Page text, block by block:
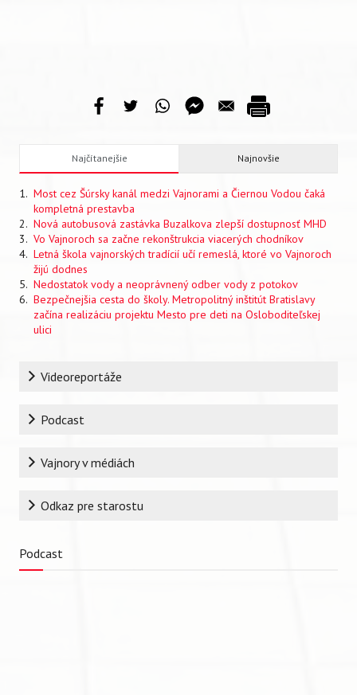
Najčítanejšie Najnovšie
Most cez Šúrsky kanál medzi Vajnorami a Čiernou Vodou čaká
kompletná prestavba
Nová autobusová zastávka Buzalkova zlepší dostupnosť MHD
Vo Vajnoroch sa začne rekonštrukcia viacerých chodníkov
Letná škola vajnorských tradícií učí remeslá, ktoré vo Vajnoroch
žijú dodnes
Nedostatok vody a neoprávnený odber vody z potokov
Bezpečnejšia cesta do školy. Metropolitný inštitút Bratislavy
začína realizáciu projektu Mesto pre deti na Osloboditeľskej
ulici
RubrikaVideoreportáže
Podcast
Vajnory v médiách
Odkaz pre starostu
Podcast